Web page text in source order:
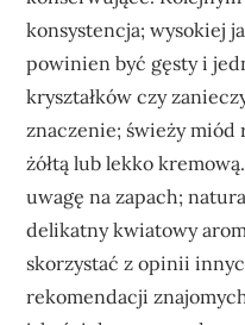
konsystencja; wysokiej
powinien być gęsty i
kryształków czy
znaczenie; świeży miód
żółtą lub lekko
uwagę na zapach;
delikatny kwiatowy
skorzystać z opinii
rekomendacji